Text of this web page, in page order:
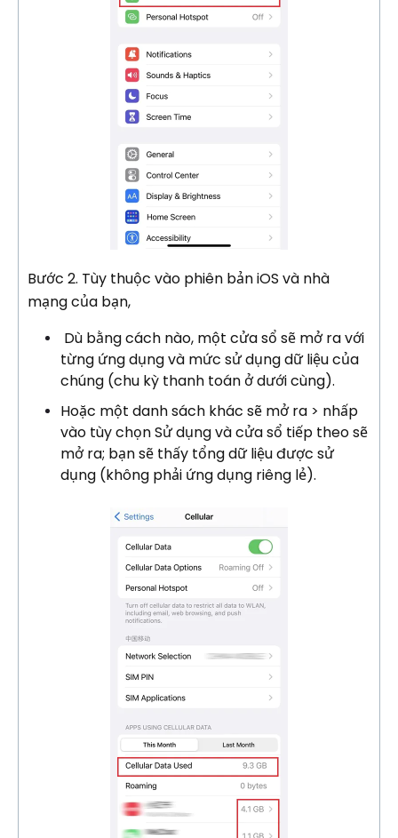
Bước 2. Tùy thuộc vào phiên bản iOS và nhà
mạng của bạn,
Dù bằng cách nào, một cửa sổ sẽ mở ra với
từng ứng dụng và mức sử dụng dữ liệu của
chúng (chu kỳ thanh toán ở dưới cùng).
Hoặc một danh sách khác sẽ mở ra > nhấp
vào tùy chọn Sử dụng và cửa sổ tiếp theo sẽ
mở ra; bạn sẽ thấy tổng dữ liệu được sử
dụng (không phải ứng dụng riêng lẻ).